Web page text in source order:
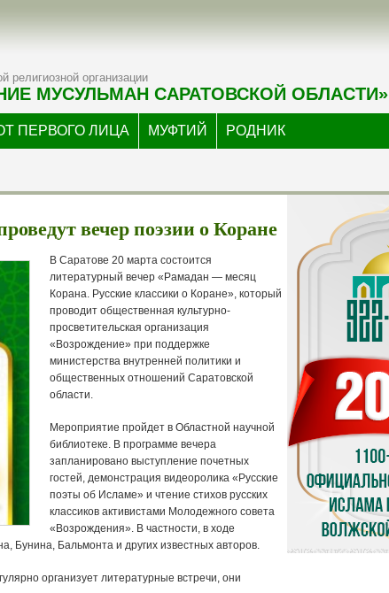
религиозной организации
МУСУЛЬМАН САРАТОВСКОЙ ОБЛАСТИ»
ПЕРВОГО ЛИЦА МУФТИЙ РОДНИК
вечер поэзии о Коране
В Саратове 20 марта состоится
литературный вечер «Рамадан — месяц
Корана. Русские классики о Коране», который
проводит общественная культурно-
просветительская организация
«Возрождение» при поддержке
министерства внутренней политики и
общественных отношений Саратовской
области.
Мероприятие пройдет в Областной научной
библиотеке. В программе вечера
запланировано выступление почетных
гостей, демонстрация видеоролика «Русские
поэты об Исламе» и чтение стихов русских
классиков активистами Молодежного совета
«Возрождения». В частности, в ходе
Бунина, Бальмонта и других известных авторов.
организует литературные встречи, они